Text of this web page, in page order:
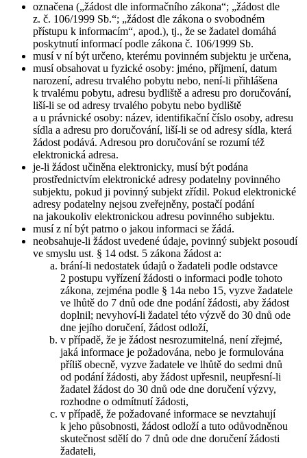
označena („žádost dle informačního zákona“; „žádost dle
z. č. 106/1999 Sb.“; „žádost dle zákona o svobodném
přístupu k informacím“, apod.), tj., že se žadatel domáhá
poskytnutí informací podle zákona č. 106/1999 Sb.
musí v ní být určeno, kterému povinném subjektu je určena,
musí obsahovat u fyzické osoby: jméno, příjmení, datum
narození, adresu trvalého pobytu nebo, není-li přihlášena
k trvalému pobytu, adresu bydliště a adresu pro doručování,
liší-li se od adresy trvalého pobytu nebo bydliště
a u právnické osoby: název, identifikační číslo osoby, adresu
sídla a adresu pro doručování, liší-li se od adresy sídla, která
žádost podává. Adresou pro doručování se rozumí též
elektronická adresa.
je-li žádost učiněna elektronicky, musí být podána
prostřednictvím elektronické adresy podatelny povinného
subjektu, pokud ji povinný subjekt zřídil. Pokud elektronické
adresy podatelny nejsou zveřejněny, postačí podání
na jakoukoliv elektronickou adresu povinného subjektu.
musí z ní být patrno o jakou informaci se žádá.
neobsahuje-li žádost uvedené údaje, povinný subjekt posoudí
ve smyslu ust. § 14 odst. 5 zákona žádost a:
brání-li nedostatek údajů o žadateli podle odstavce
2 postupu vyřízení žádosti o informaci podle tohoto
zákona, zejména podle § 14a nebo 15, vyzve žadatele
ve lhůtě do 7 dnů ode dne podání žádosti, aby žádost
doplnil; nevyhoví-li žadatel této výzvě do 30 dnů ode
dne jejího doručení, žádost odloží,
v případě, že je žádost nesrozumitelná, není zřejmé,
jaká informace je požadována, nebo je formulována
příliš obecně, vyzve žadatele ve lhůtě do sedmi dnů
od podání žádosti, aby žádost upřesnil, neupřesní-li
žadatel žádost do 30 dnů ode dne doručení výzvy,
rozhodne o odmítnutí žádosti,
v případě, že požadované informace se nevztahují
k jeho působnosti, žádost odloží a tuto odůvodněnou
skutečnost sdělí do 7 dnů ode dne doručení žádosti
žadateli,